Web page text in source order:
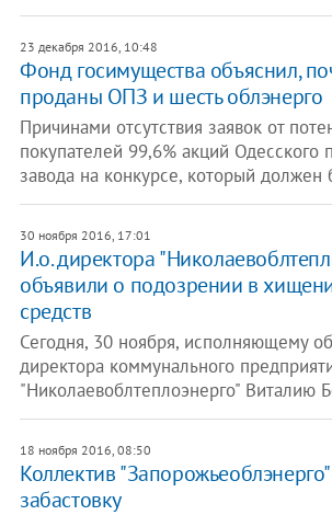
23 декабря 2016, 10:48
​Фонд госимущества объяснил,
проданы ОПЗ и шесть облэнерго
Причинами отсутствия заявок от
покупателей 99,6% акций Одесского
завода на конкурсе, который
30 ноября 2016, 17:01
И.о. директора
объявили о подозрении в
средств
Сегодня, 30 ноября, исполняющему
директора коммунального
"Николаевоблтеплоэнерго" Виталию
18 ноября 2016, 08:50
Коллектив
забастовку